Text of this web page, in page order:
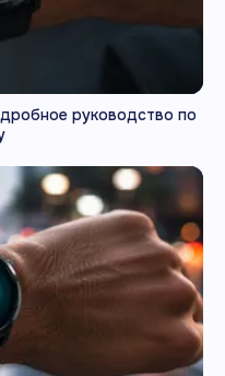
руководство по